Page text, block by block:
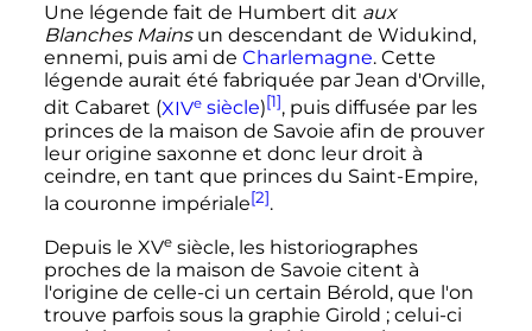
Une légende fait de Humbert dit aux
Blanches Mainsun descendant de Widukind,
ennemi, puis ami de Charlemagne. Cette
légende aurait été fabriquée par Jean d'Orville,
dit Cabaret (XIVesiècle)[1], puis diffusée par les
princes de la maison de Savoie afin de prouver
leur origine saxonne et donc leur droit à
ceindre, en tant que princes du Saint-Empire,
la couronne impériale[2].
Depuis le XVe siècle, les historiographes
proches de la maison de Savoie citent à
l'origine de celle-ci un certain Bérold, que l'on
trouve parfois sous la graphie Girold ; celui-ci